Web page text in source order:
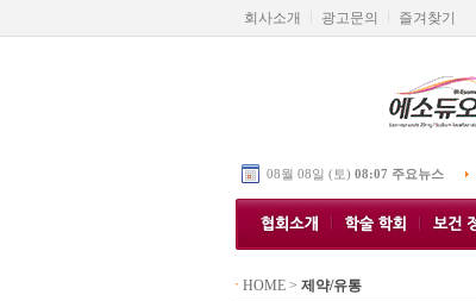
회사소개 광고문의 즐겨찾기
08월 08일 (토) 08:07 주요뉴스
HOME> 제약/유통